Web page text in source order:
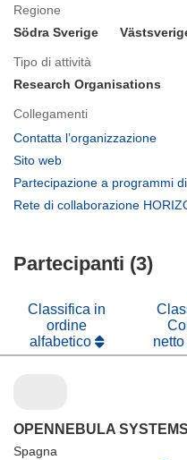
Regione
Södra Sverige
Tipo di attività
Research Organisations
Collegamenti
Contatta l’organizzazione
Sito web
apre
finestra)
Partecipazione a programmi
Rete di collaborazione
Partecipanti (3)
Classifica in
ordine
alfabetico
OPENNEBULA
Spagna